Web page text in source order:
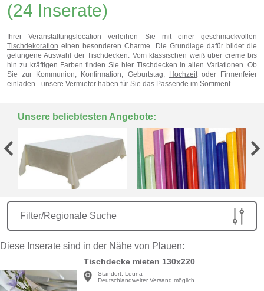
(24 Inserate)
IhrerVeranstaltungslocation verleihen Sie mit einer geschmackvollen
Tischdekoration einen besonderen Charme. Die Grundlage dafür bildet die
gelungene Auswahl der Tischdecken. Vom klassischen weiß über creme bis
hin zu kräftigen Farben finden Sie hier Tischdecken in allen Variationen. Ob
Sie zur Kommunion, Konfirmation, Geburtstag,
Hochzeitoder Firmenfeier
einladen - unsere Vermieter haben für Sie das Passende im Sortiment.
Unsere beliebtesten Angebote:
Filter/Regionale Suche
Diese Inserate sind in der Nähe von Plauen:
Tischdecke mieten 130x220
Standort: Leuna
Deutschlandweiter Versand möglich